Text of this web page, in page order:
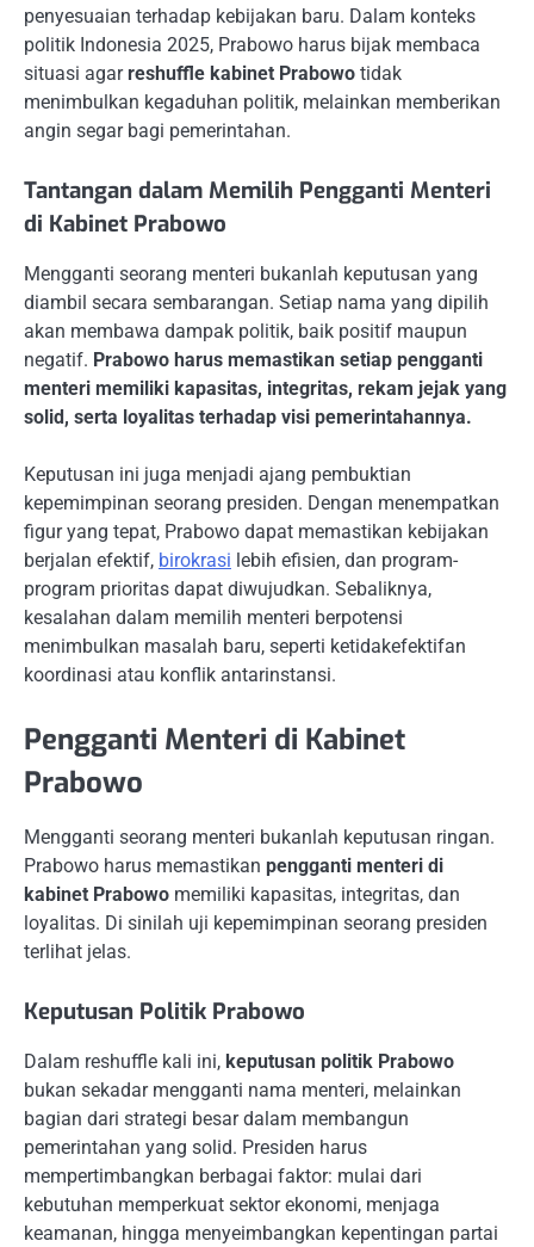
penyesuaian terhadap kebijakan baru. Dalam konteks
politik Indonesia 2025, Prabowo harus bijak membaca
situasi agarreshuffle kabinet Prabowo tidak
menimbulkan kegaduhan politik, melainkan memberikan
angin segar bagi pemerintahan.
Tantangan dalam Memilih Pengganti Menteri
di Kabinet Prabowo
Mengganti seorang menteri bukanlah keputusan yang
diambil secara sembarangan. Setiap nama yang dipilih
akan membawa dampak politik, baik positif maupun
negatif. Prabowo harus memastikan setiap pengganti
menteri memiliki kapasitas, integritas, rekam jejak yang
solid, serta loyalitas terhadap visi pemerintahannya.
Keputusan ini juga menjadi ajang pembuktian
kepemimpinan seorang presiden. Dengan menempatkan
figur yang tepat, Prabowo dapat memastikan kebijakan
berjalan efektif, birokrasi lebih efisien, dan program-
program prioritas dapat diwujudkan. Sebaliknya,
kesalahan dalam memilih menteri berpotensi
menimbulkan masalah baru, seperti ketidakefektifan
koordinasi atau konflik antarinstansi.
Pengganti Menteri di Kabinet
Prabowo
Mengganti seorang menteri bukanlah keputusan ringan.
Prabowo harus memastikan pengganti menteri di
kabinet Prabowo memiliki kapasitas, integritas, dan
loyalitas. Di sinilah uji kepemimpinan seorang presiden
terlihat jelas.
Keputusan Politik Prabowo
Dalam reshuffle kali ini, keputusan politik Prabowo
bukan sekadar mengganti nama menteri, melainkan
bagian dari strategi besar dalam membangun
pemerintahan yang solid. Presiden harus
mempertimbangkan berbagai faktor: mulai dari
kebutuhan memperkuat sektor ekonomi, menjaga
keamanan, hingga menyeimbangkan kepentingan partai